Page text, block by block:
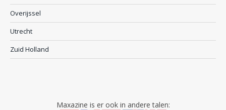
Overijssel
Utrecht
Zuid Holland
Maxazine is er ook in andere talen: